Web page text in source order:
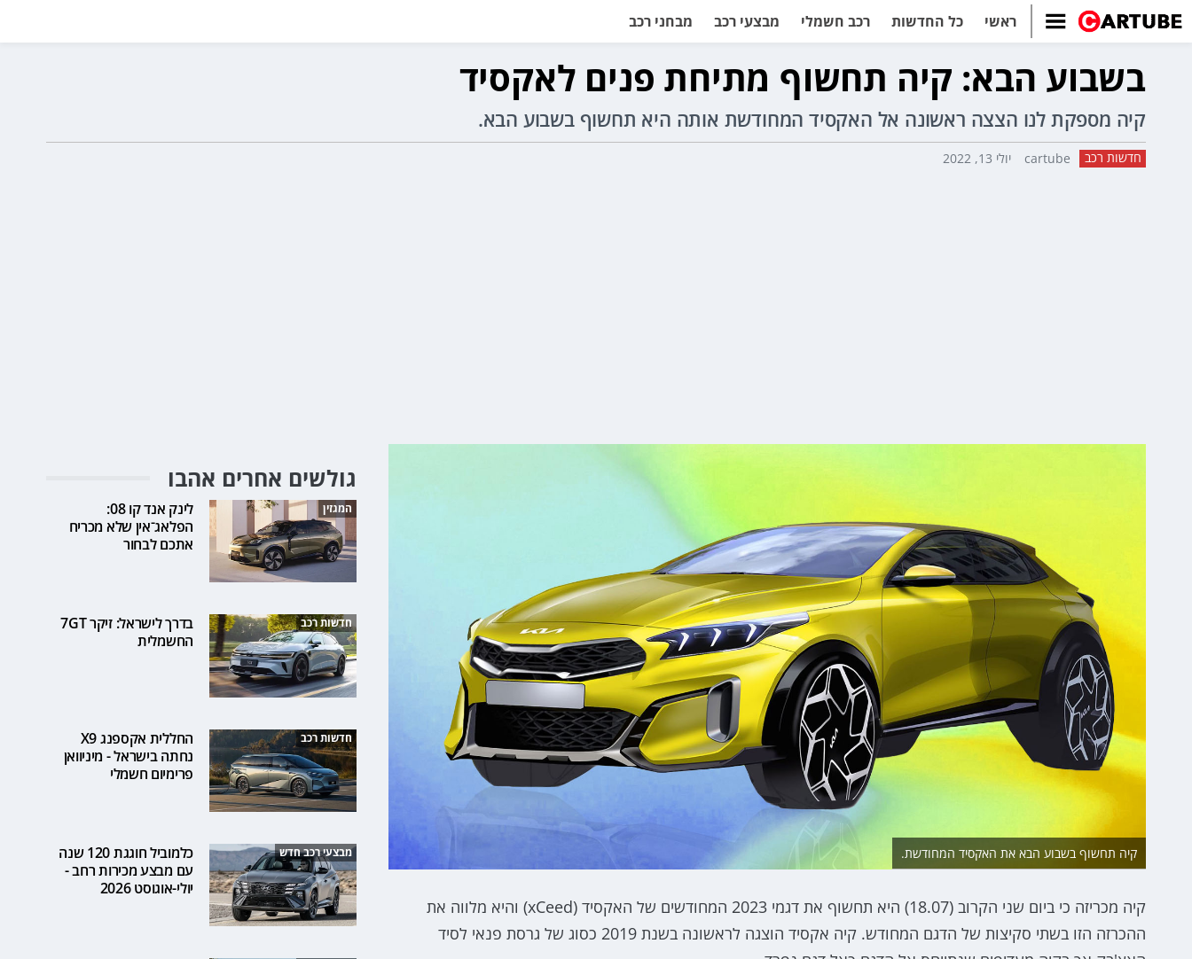
ראשי כל החדשות רכב חשמלי מבצעי רכב מבחני רכב
בשבוע הבא: קיה תחשוף מתיחת פנים לאקסיד
קיה מספקת לנו הצצה ראשונה אל האקסיד המחודשת אותה היא תחשוף בשבוע הבא.
חדשות רכב cartube יולי 13, 2022
קיה תחשוף בשבוע הבא את האקסיד המחודשת.
קיה מכריזה כי ביום שני הקרוב (18.07) היא תחשוף את דגמי 2023 המחודשים של האקסיד (xCeed) והיא מלווה את
ההכרזה הזו בשתי סקיצות של הדגם המחודש. קיה אקסיד הוצגה לראשונה בשנת 2019 כסוג של גרסת פנאי לסיד
גולשים אחרים אהבו
המגזין
לינק אנד קו 08:
הפלאג־אין שלא מכריח
אתכם לבחור
חדשות רכב
בדרך לישראל: זיקר 7GT
החשמלית
חדשות רכב
החללית אקספנג X9
נחתה בישראל - מיניוואן
פרימיום חשמלי
מבצעי רכב חדש
כלמוביל חוגגת 120 שנה
עם מבצע מכירות רחב -
יולי-אוגוסט 2026